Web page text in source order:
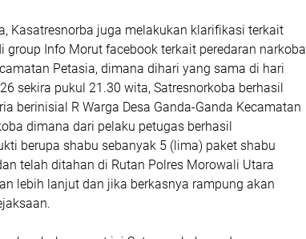
Kasatresnorba juga melakukan klarifikasi terkait
group Info Morut facebook terkait peredaran narkoba
Petasia, dimana dihari yang sama di hari
sekira pukul 21.30 wita, Satresnorkoba berhasil
berinisial R Warga Desa Ganda-Ganda Kecamatan
dimana dari pelaku petugas berhasil
berupa shabu sebanyak 5 (lima) paket shabu
telah ditahan di Rutan Polres Morowali Utara
lebih lanjut dan jika berkasnya rampung akan